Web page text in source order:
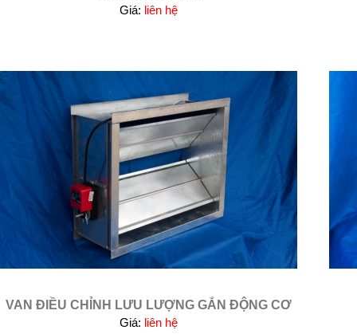
Giá: liên hệ
VAN ĐIỀU CHỈNH LƯU LƯỢNG GẮN ĐỘNG CƠ
Giá: liên hệ